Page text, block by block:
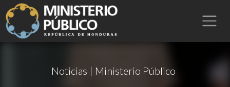
Noticias | Ministerio Público